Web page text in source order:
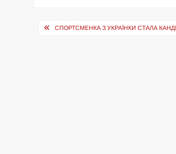
Навігація
СПОРТСМЕНКА З УКРАЇНКИ СТАЛА